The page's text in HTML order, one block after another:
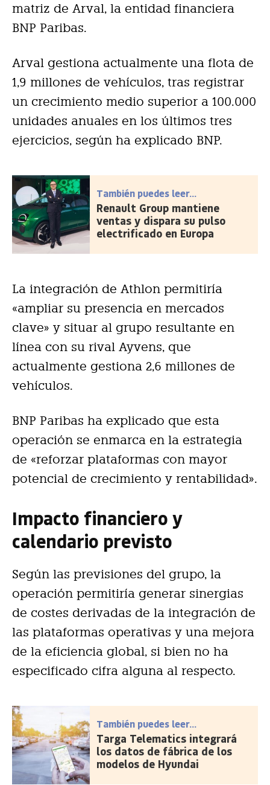
matriz de Arval, la entidad financiera
BNP Paribas.
Arval gestiona actualmente una flota de
1,9 millones de vehículos, tras registrar
un crecimiento medio superior a 100.000
unidades anuales en los últimos tres
ejercicios, según ha explicado BNP.
También puedes leer...
Renault Group mantiene
ventas y dispara su pulso
electrificado en Europa
La integración de Athlon permitiría
«ampliar su presencia en mercados
clave» y situar al grupo resultante en
línea con su rival Ayvens, que
actualmente gestiona 2,6 millones de
vehículos.
BNP Paribas ha explicado que esta
operación se enmarca en la estrategia
de «reforzar plataformas con mayor
potencial de crecimiento y rentabilidad».
Impacto financiero y
calendario previsto
Según las previsiones del grupo, la
operación permitiría generar sinergias
de costes derivadas de la integración de
las plataformas operativas y una mejora
de la eficiencia global, si bien no ha
especificado cifra alguna al respecto.
También puedes leer...
Targa Telematics integrará
los datos de fábrica de los
modelos de Hyundai